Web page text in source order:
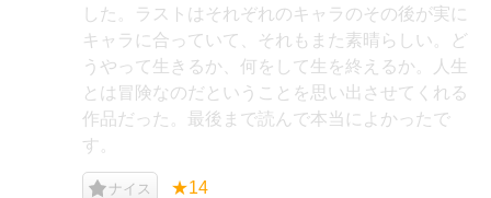
した。ラストはそれぞれのキャラのその後が実に
キャラに合っていて、それもまた素晴らしい。ど
うやって生きるか、何をして生を終えるか。人生
とは冒険なのだということを思い出させてくれる
作品だった。最後まで読んで本当によかったで
す。
ナイス ★14